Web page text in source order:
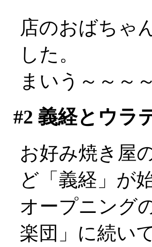
店のおばちゃ
した。
まいう～～～
#2 義経とウラ
お好み焼き屋
ど「義経」が
オープニング
楽団」に続いて